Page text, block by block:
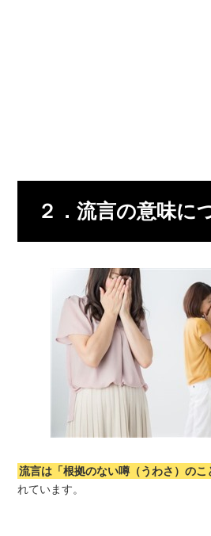
２．流言の意味に
流言は「根拠のない噂（うわさ）のこ
れています。